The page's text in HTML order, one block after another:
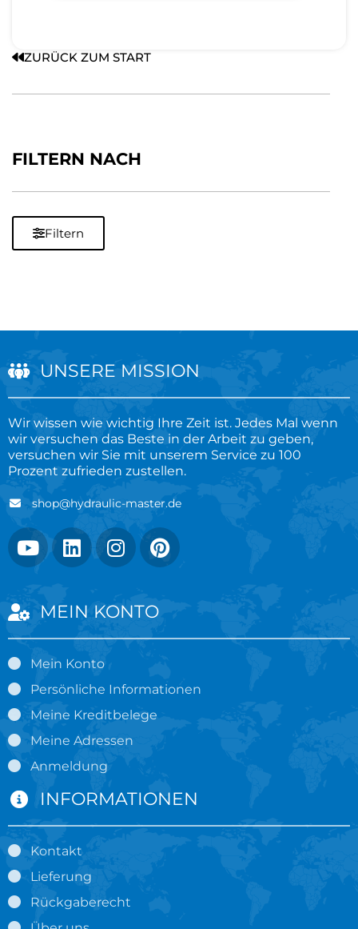
ZURÜCK ZUM START
FILTERN NACH
Filtern
UNSERE MISSION
Wir wissen wie wichtig Ihre Zeit ist. Jedes Mal wenn
wir versuchen das Beste in der Arbeit zu geben,
versuchen wir Sie mit unserem Service zu 100
Prozent zufrieden zustellen.
shop@hydraulic-master.de
MEIN KONTO
Mein Konto
Persönliche Informationen
Meine Kreditbelege
Meine Adressen
Anmeldung
INFORMATIONEN
Kontakt
Lieferung
Rückgaberecht